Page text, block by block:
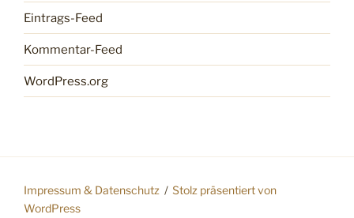
Eintrags-Feed
Kommentar-Feed
WordPress.org
Impressum & Datenschutz
Stolz präsentiert von
WordPress